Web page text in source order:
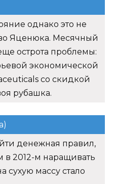
однако это не
Яценюка. Месячный
острота проблемы:
экономической
со скидкой
рубашка.
денежная правил,
в 2012-м наращивать
сухую массу стало